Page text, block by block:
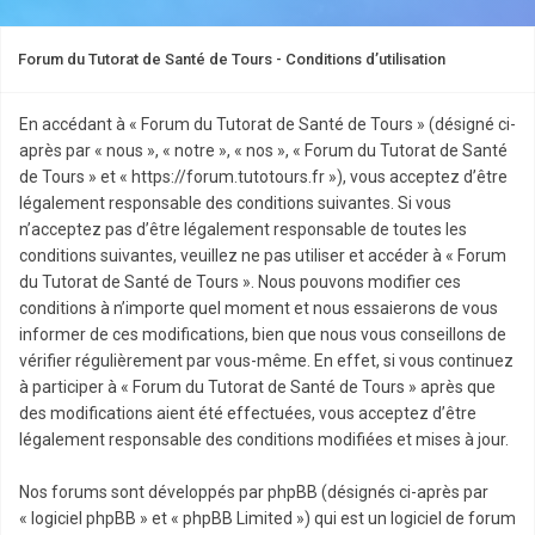
Forum du Tutorat de Santé de Tours - Conditions d’utilisation
En accédant à « Forum du Tutorat de Santé de Tours » (désigné ci-
après par « nous », « notre », « nos », « Forum du Tutorat de Santé
de Tours » et « https://forum.tutotours.fr »), vous acceptez d’être
légalement responsable des conditions suivantes. Si vous
n’acceptez pas d’être légalement responsable de toutes les
conditions suivantes, veuillez ne pas utiliser et accéder à « Forum
du Tutorat de Santé de Tours ». Nous pouvons modifier ces
conditions à n’importe quel moment et nous essaierons de vous
informer de ces modifications, bien que nous vous conseillons de
vérifier régulièrement par vous-même. En effet, si vous continuez
à participer à « Forum du Tutorat de Santé de Tours » après que
des modifications aient été effectuées, vous acceptez d’être
légalement responsable des conditions modifiées et mises à jour.
Nos forums sont développés par phpBB (désignés ci-après par
« logiciel phpBB » et « phpBB Limited ») qui est un logiciel de forum